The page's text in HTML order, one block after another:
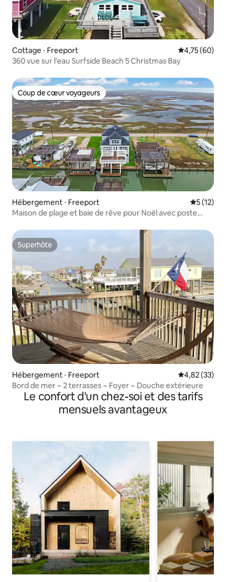
Cottage ⋅ Freeport Évaluation
4,75 (60)
360 vue sur l'eau Surfside Beach 5 Christmas Bay
Coup de cœur voyageurs
Coup de cœur voyageurs
Hébergement ⋅ Freeport
5 (12)
Maison de plage et baie de rêve pour Noël avec poste
Superhôte
Superhôte
Hébergement ⋅ Freeport Évaluation
4,82 (33)
Bord de mer ~ 2 terrasses ~ Foyer ~ Douche extérieure
Le confort d'un chez-soi et des tarifs
mensuels avantageux